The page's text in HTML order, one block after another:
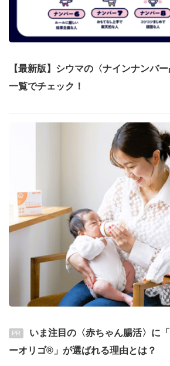
【最新版】シウマの〈ナインナンバ
一覧でチェック！
PR
いま注目の〈赤ちゃん腸活〉に
ーオリゴ®」が選ばれる理由とは？